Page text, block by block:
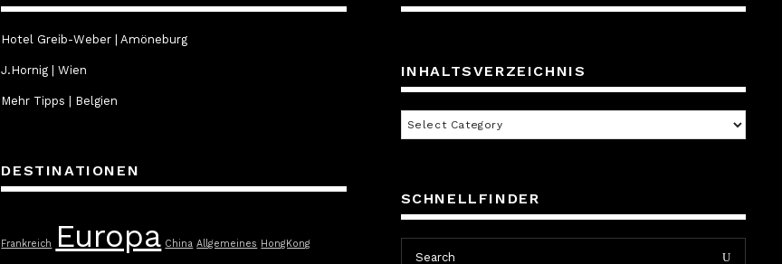
Hotel Greib-Weber | Amöneburg
J.Hornig | Wien
Mehr Tipps | Belgien
DESTINATIONEN
Frankreich Europa China Allgemeines HongKong
INHALTSVERZEICHNIS
Inhaltsverzeichnis
SCHNELLFINDER
Search